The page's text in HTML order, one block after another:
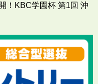
！KBC学園杯 第1回 沖